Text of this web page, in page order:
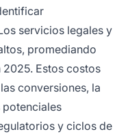
servicios legales y
promediando
Estos costos
conversiones, la
y ciclos de